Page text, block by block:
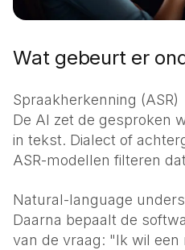
Wat gebeurt er
Spraakherkenning (ASR)
De AI zet de gesproken
in tekst. Dialect of
ASR-modellen filteren
Natural-language
Daarna bepaalt de
van de vraag: "Ik wil